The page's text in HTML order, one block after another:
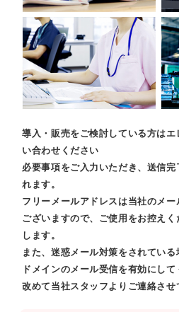
導入・販売をご検討している方は
い合わせください
必要事項をご入力いただき、送信
れます。
フリーメールアドレスは当社のメ
ございますので、ご使用をお控え
します。
また、迷惑メール対策をされている
ドメインのメール受信を有効にして
改めて当社スタッフよりご連絡させ